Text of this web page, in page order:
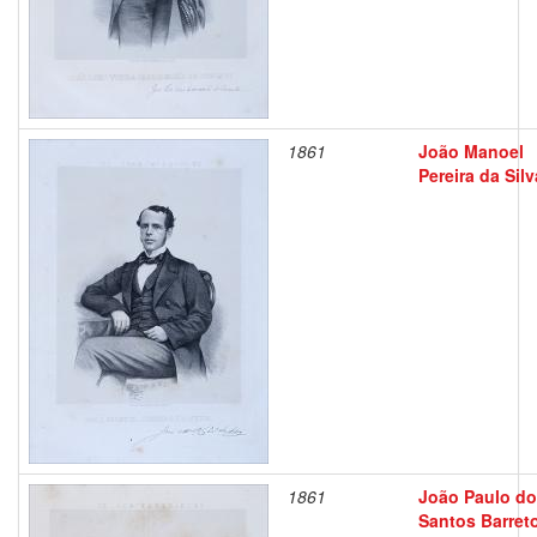
1861
João Manoel
Pereira da
1861
João Paulo
Santos